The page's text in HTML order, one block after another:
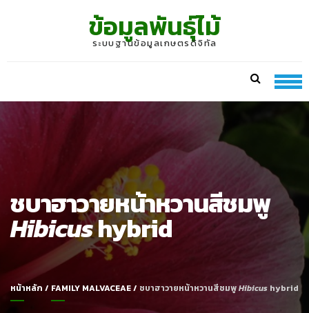
ข้อมูลพันธุ์ไม้
ระบบฐานข้อมูลเกษตรดิจิทัล
ชบาฮาวายหน้าหวานสีชมพู
Hibicushybrid
หน้าหลัก / FAMILY MALVACEAE/ ชบาฮาวายหน้าหวานสีชมพูHibicus hybrid